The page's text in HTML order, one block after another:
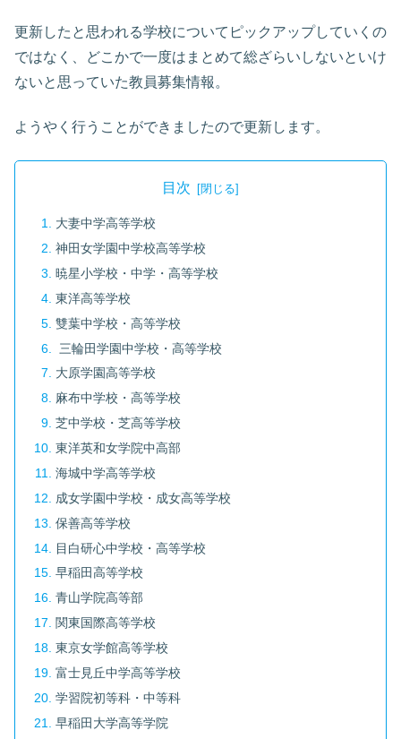
更新したと思われる学校についてピックアップしていくの
ではなく、どこかで一度はまとめて総ざらいしないといけ
ないと思っていた教員募集情報。
ようやく行うことができましたので更新します。
目次
大妻中学高等学校
神田女学園中学校高等学校
暁星小学校・中学・高等学校
東洋高等学校
雙葉中学校・高等学校
三輪田学園中学校・高等学校
大原学園高等学校
麻布中学校・高等学校
芝中学校・芝高等学校
東洋英和女学院中高部
海城中学高等学校
成女学園中学校・成女高等学校
保善高等学校
目白研心中学校・高等学校
早稲田高等学校
青山学院高等部
関東国際高等学校
東京女学館高等学校
富士見丘中学高等学校
学習院初等科・中等科
早稲田大学高等学院